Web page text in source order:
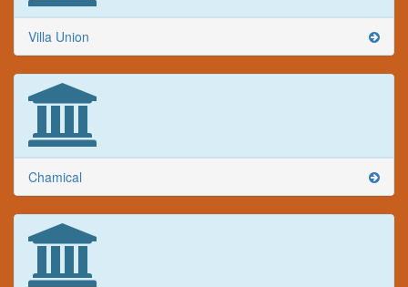
Villa Union
Chamical